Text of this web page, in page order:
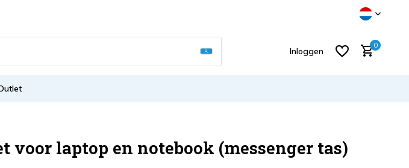
Gebruik de pijltjes op en neer om een
Inloggen
Account aanmaken
0
voor laptop en notebook (messenger tas)